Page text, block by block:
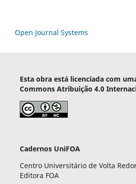
Open Journal Systems
Esta obra está licenciada com
Commons Atribuição 4.0
Cadernos UniFOA
Centro Universitário de Volta
Editora FOA